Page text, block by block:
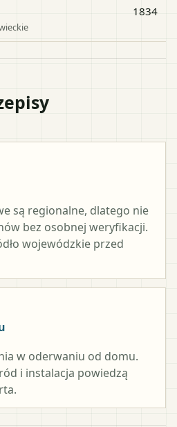
1834
są regionalne, dlatego nie
bez osobnej weryfikacji.
wojewódzkie przed
w oderwaniu od domu.
i instalacja powiedzą